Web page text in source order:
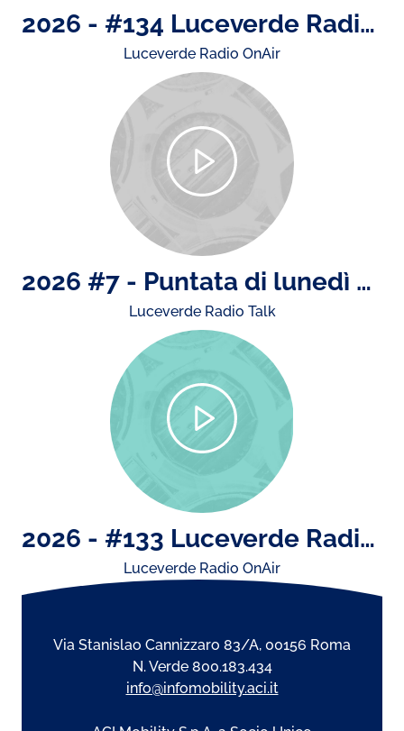
2026 - #134 Luceverde Radio OnAir di martedì 14 luglio
Luceverde Radio OnAir
2026 #7 - Puntata di lunedì 13 luglio: il mercato dell'usato, la sicurezza stradale in città, la presentazione del GP di Monza.
Luceverde Radio Talk
2026 - #133 Luceverde Radio OnAir di lunedì 13 luglio
Luceverde Radio OnAir
Via Stanislao Cannizzaro 83/A, 00156 Roma
N. Verde 800.183.434
info@infomobility.aci.it